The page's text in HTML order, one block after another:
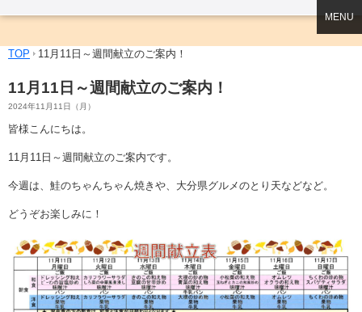
MENU
TOP 11月11日～週間献立のご案内！
11月11日～週間献立のご案内！
2024年11月11日（月）
皆様こんにちは。
11月11日～週間献立のご案内です。
今週は、鮭のちゃんちゃん焼きや、大分県グルメのとり天などなど。
どうぞお楽しみに！